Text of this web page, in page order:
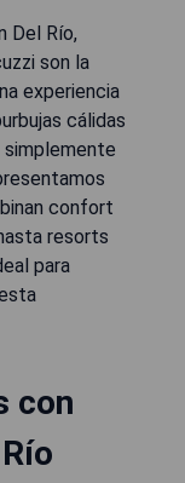
Del Río,
son la
experiencia
cálidas
simplemente
confort
resorts
para
con